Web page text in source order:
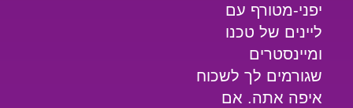
יפני-מטורף עם
ליינים של טכנו
ומיינסטרים
שגורמים לך לשכוח
איפה אתה. אם